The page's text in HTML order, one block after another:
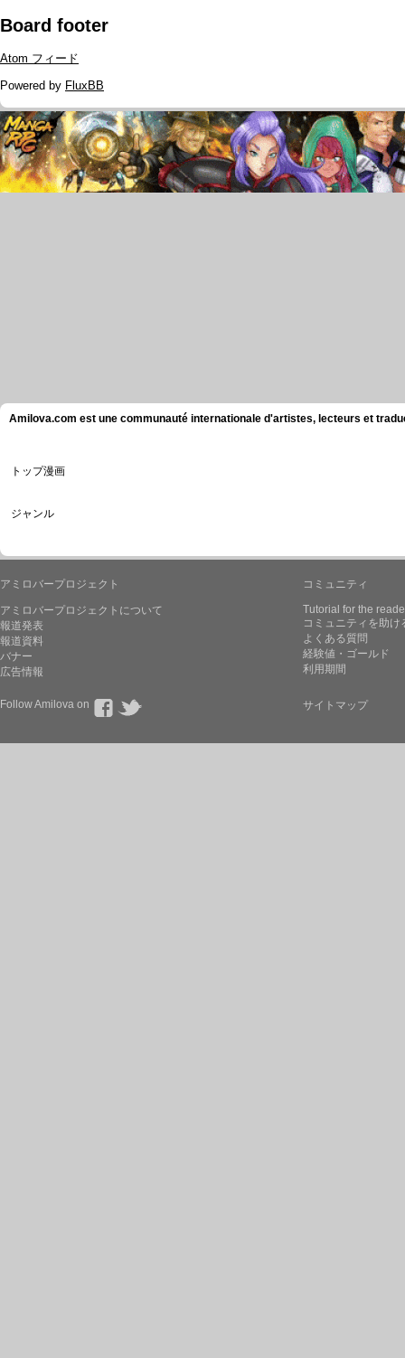
Board footer
Atom フィード
Powered by FluxBB
Amilova.com est une communauté internationale d'artistes, lecteurs et
トップ漫画
ジャンル
アミロバープロジェクト
アミロバープロジェクトについて
報道発表
報道資料
バナー
広告情報
コミュニティ
Tutorial for the
コミュニティを助け
よくある質問
経験値・ゴールド
利用期間
Follow Amilova on サイトマップ